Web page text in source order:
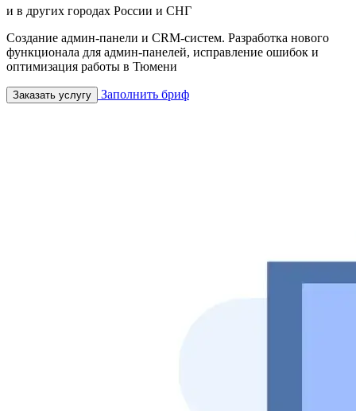
и в других городах России и СНГ
Cоздание админ-панели и CRM-систем. Разработка нового
функционала для админ-панелей, исправление ошибок и
оптимизация работы в Тюмени
Заказать услугу Заполнить бриф